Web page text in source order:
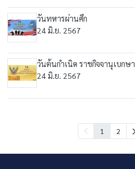
วันทหารผ่านศึก
24 มิ.ย. 2567
วันต้นกำเนิด ราชกิจจานุเบกษา
24 มิ.ย. 2567
1 2